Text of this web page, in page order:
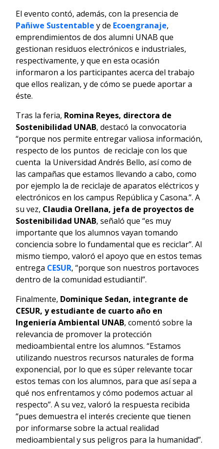
El evento contó, además, con la presencia de
Pañiwe Sustentable y de Ecoengranaje,
emprendimientos de dos alumni UNAB que
gestionan residuos electrónicos e industriales,
respectivamente, y que en esta ocasión
informaron a los participantes acerca del trabajo
que ellos realizan, y de cómo se puede aportar a
éste.
Tras la feria, Romina Reyes, directora de
Sostenibilidad UNAB, destacó la convocatoria
“porque nos permite entregar valiosa información,
respecto de los puntos de reciclaje con los que
cuenta la Universidad Andrés Bello, así como de
las campañas que estamos llevando a cabo, como
por ejemplo la de reciclaje de aparatos eléctricos y
electrónicos en los campus República y Casona.”. A
su vez, Claudia Orellana, jefa de proyectos de
Sostenibilidad UNAB, señaló que “es muy
importante que los alumnos vayan tomando
conciencia sobre lo fundamental que es reciclar”. Al
mismo tiempo, valoró el apoyo que en estos temas
entrega CESUR, “porque son nuestros portavoces
dentro de la comunidad estudiantil”.
Finalmente, Dominique Sedan, integrante de
CESUR, y estudiante de cuarto año en
Ingeniería Ambiental UNAB, comentó sobre la
relevancia de promover la protección
medioambiental entre los alumnos. “Estamos
utilizando nuestros recursos naturales de forma
exponencial, por lo que es súper relevante tocar
estos temas con los alumnos, para que así sepa a
qué nos enfrentamos y cómo podemos actuar al
respecto”. A su vez, valoró la respuesta recibida
“pues demuestra el interés creciente que tienen
por informarse sobre la actual realidad
medioambiental y sus peligros para la humanidad”.